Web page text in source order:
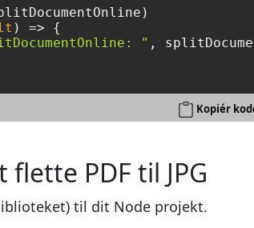
) => {
" ,
Kopiér
PDF til JPG
til dit Node projekt.